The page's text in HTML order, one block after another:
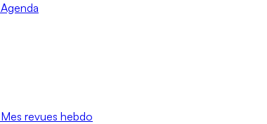
Agenda
Mes revues hebdo